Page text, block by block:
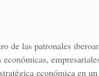
de las patronales
económicas,
económica en